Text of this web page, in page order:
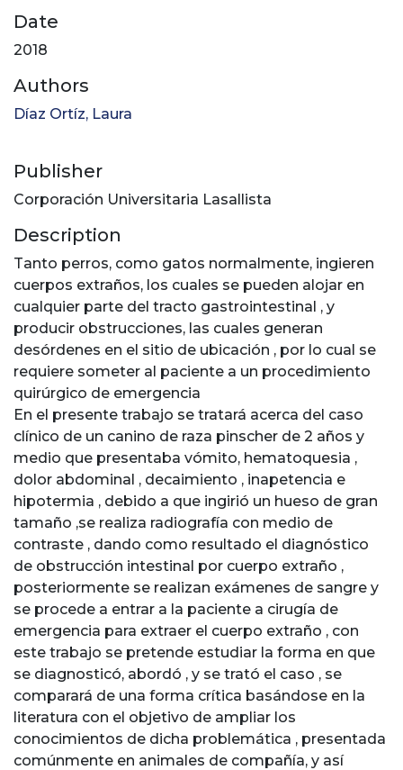
Date
2018
Authors
Díaz Ortíz, Laura
Publisher
Corporación Universitaria Lasallista
Description
Tanto perros, como gatos normalmente, ingieren
cuerpos extraños, los cuales se pueden alojar en
cualquier parte del tracto gastrointestinal , y
producir obstrucciones, las cuales generan
desórdenes en el sitio de ubicación , por lo cual se
requiere someter al paciente a un procedimiento
quirúrgico de emergencia
En el presente trabajo se tratará acerca del caso
clínico de un canino de raza pinscher de 2 años y
medio que presentaba vómito, hematoquesia ,
dolor abdominal , decaimiento , inapetencia e
hipotermia , debido a que ingirió un hueso de gran
tamaño ,se realiza radiografía con medio de
contraste , dando como resultado el diagnóstico
de obstrucción intestinal por cuerpo extraño ,
posteriormente se realizan exámenes de sangre y
se procede a entrar a la paciente a cirugía de
emergencia para extraer el cuerpo extraño , con
este trabajo se pretende estudiar la forma en que
se diagnosticó, abordó , y se trató el caso , se
comparará de una forma crítica basándose en la
literatura con el objetivo de ampliar los
conocimientos de dicha problemática , presentada
comúnmente en animales de compañía, y así